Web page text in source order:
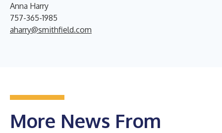
Anna Harry
757-365-1985
aharry@smithfield.com
More News From